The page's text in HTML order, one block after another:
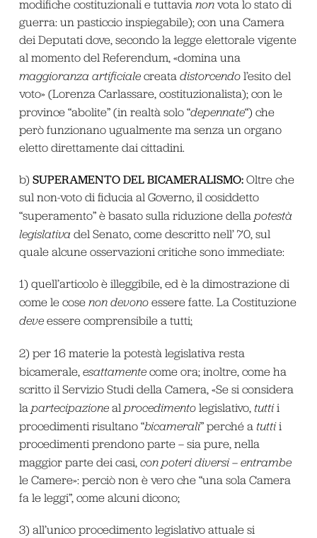
modifiche costituzionali e tuttavia nonvota lo stato di
guerra: un pasticcio inspiegabile); con una Camera
dei Deputati dove, secondo la legge elettorale vigente
al momento del Referendum, «domina una
maggioranza artificialecreata distorcendol’esito del
voto» (Lorenza Carlassare, costituzionalista); con le
province “abolite” (in realtà solo “depennate“) che
però funzionano ugualmente ma senza un organo
eletto direttamente dai cittadini.
b) SUPERAMENTO DEL BICAMERALISMO: Oltre che
sul non-voto di fiducia al Governo, il cosiddetto
“superamento” è basato sulla riduzione della potestà
legislativa del Senato, come descritto nell’ 70, sul
quale alcune osservazioni critiche sono immediate:
1) quell’articolo è illeggibile, ed è la dimostrazione di
come le cose non devonoessere fatte. La Costituzione
deve essere comprensibile a tutti;
2) per 16 materie la potestà legislativa resta
bicamerale, esattamentecome ora; inoltre, come ha
scritto il Servizio Studi della Camera, «Se si considera
la partecipazione al procedimentolegislativo, tuttii
procedimenti risultano “bicamerali” perché a tuttii
procedimenti prendono parte – sia pure, nella
maggior parte dei casi, con poteri diversi– entrambe
le Camere»: perciò non è vero che “una sola Camera
fa le leggi”, come alcuni dicono;
3) all’unico procedimento legislativo attuale si